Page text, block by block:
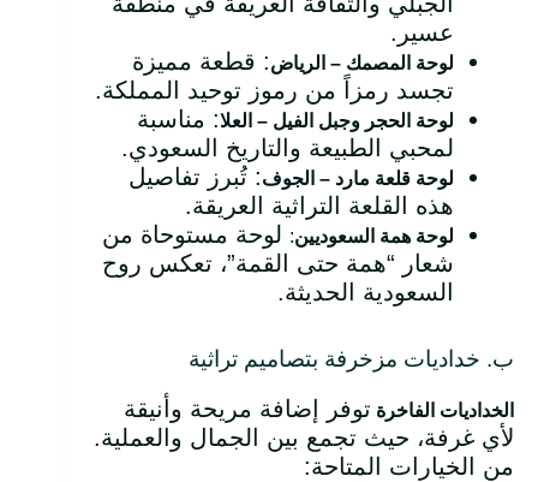
عسير.
لوحة المصمك – الرياض: قطعة مميزة
تجسد رمزاً من رموز توحيد المملكة.
لوحة الحجر وجبل الفيل – العلا: مناسبة
لمحبي الطبيعة والتاريخ السعودي.
لوحة قلعة مارد – الجوف: تُبرز تفاصيل
هذه القلعة التراثية العريقة.
لوحة همة السعوديين: لوحة مستوحاة من
شعار “همة حتى القمة”، تعكس روح
السعودية الحديثة.
ب. خداديات مزخرفة بتصاميم تراثية
الخداديات الفاخرة توفر إضافة مريحة وأنيقة
لأي غرفة، حيث تجمع بين الجمال والعملية.
من الخيارات المتاحة: